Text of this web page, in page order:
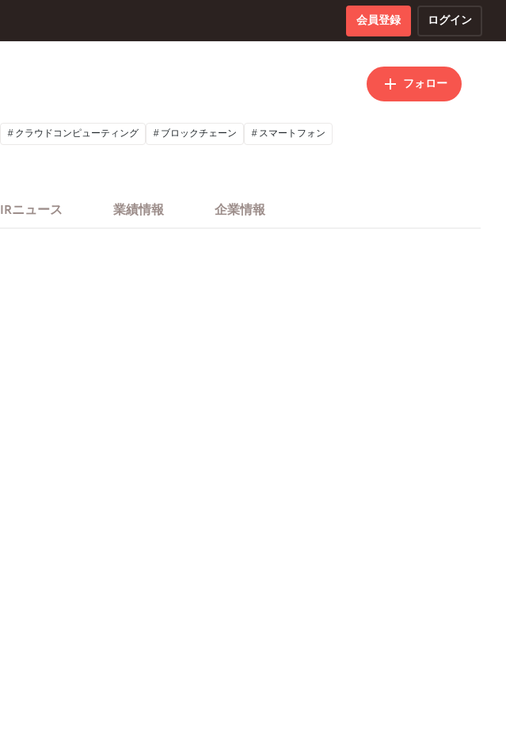
会員登録 ログイン
フォロー
クラウドコンピューティング ブロックチェーン スマートフォン
IRニュース 業績情報 企業情報